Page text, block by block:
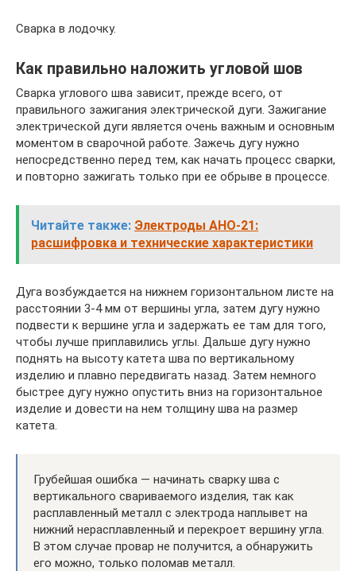
Сварка в лодочку.
Как правильно наложить угловой шов
Сварка углового шва зависит, прежде всего, от
правильного зажигания электрической дуги. Зажигание
электрической дуги является очень важным и основным
моментом в сварочной работе. Зажечь дугу нужно
непосредственно перед тем, как начать процесс сварки,
и повторно зажигать только при ее обрыве в процессе.
Читайте также: Электроды АНО-21:
расшифровка и технические характеристики
Дуга возбуждается на нижнем горизонтальном листе на
расстоянии 3-4 мм от вершины угла, затем дугу нужно
подвести к вершине угла и задержать ее там для того,
чтобы лучше приплавились углы. Дальше дугу нужно
поднять на высоту катета шва по вертикальному
изделию и плавно передвигать назад. Затем немного
быстрее дугу нужно опустить вниз на горизонтальное
изделие и довести на нем толщину шва на размер
катета.
Грубейшая ошибка — начинать сварку шва с
вертикального свариваемого изделия, так как
расплавленный металл с электрода наплывет на
нижний нерасплавленный и перекроет вершину угла.
В этом случае провар не получится, а обнаружить
его можно, только поломав металл.